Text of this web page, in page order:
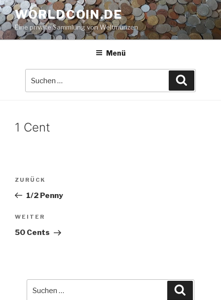
Zum
Inhalt
springen
WORLDCOIN.DE
Eine private Sammlung von Weltmünzen
Menü
1 Cent
Beitrags-
Vorheriger
Beitrag
ZURÜCK
1/2 Penny
Nächster
Beitrag
WEITER
50 Cents